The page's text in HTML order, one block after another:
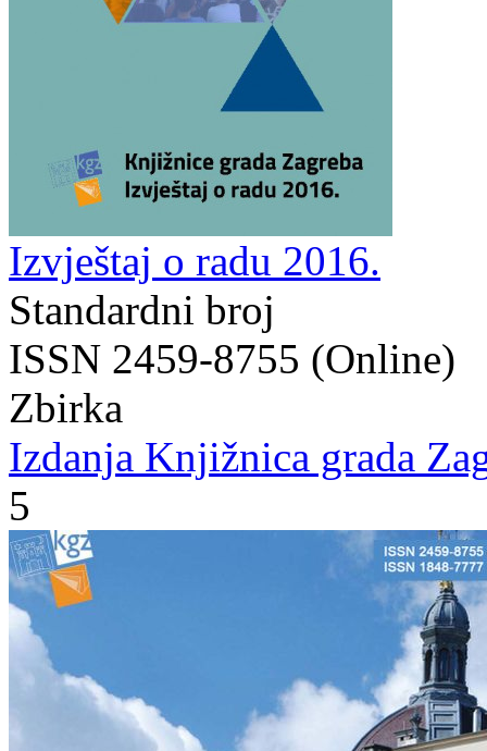
Izvještaj o radu 2016.
Standardni broj
ISSN 2459-8755 (Online)
Zbirka
Izdanja Knjižnica grada
5